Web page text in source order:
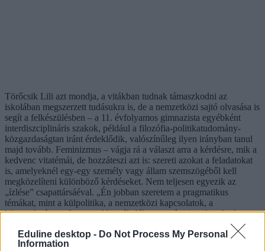
Eduline desktop - Do Not Process My Personal
Information
Törőcsik Lili azt mondja, a vitákban tudnak támaszkodni az
iskolában megszerzett tudásukra is, de a nemzetközi sajtó olvasása is
segít a felkészülésben – a 11. évfolyamos gimnazista egyébként
interdiszciplináris szakok, például a filozófia-politikatudomány-
közgazdaságtan iránt érdeklődik, valószínűleg ilyen irányban tanul
majd tovább. Feminizmus – vágja rá a választ arra a kérdésre, mik a
kedvenc vitatémái, de hozzáteszi azt is: szereti azokat a feladatokat
is, amelyeknél egy-egy személy vagy állam szemszögéből kell
megközelíteni különböző kérdéseket. Nem teljesen egyezik az
„ízlése” csapattársáéval. „Én jobban szeretem a pragmatikus
témákat, mint a külpolitika, a nemzetközi kapcsolatok, a
közgazdaságtan. Igaz, ezekben általában veszíteni szoktunk, de
nekem ezek a kedvenceim” – magyarázza Balázs Julianna, aki
szintén jövőre érettségizik, és közgazdaságtant tanulna, valószínűleg
valamelyik brit egyetemen.